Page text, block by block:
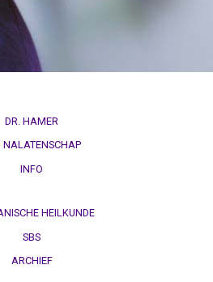
DR. HAMER
NALATENSCHAP
INFO
HEILKUNDE
SBS
ARCHIEF